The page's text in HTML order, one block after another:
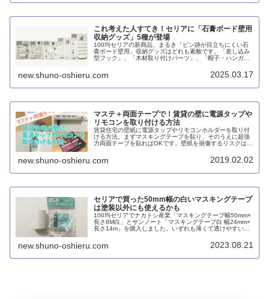
これ考えた人すてき！セリアに「石膏ボード壁用
収納グッズ」5種が登場
100均セリアの新商品、まるき「ピン跡が目立ちにくい石
膏ボード壁用」収納グッズはどれも素敵です。「差し込み
型フック」、「木材取り付けパーツ」、「帽子・ハンガー
new.shuno-oshieru.com 2025.03.17
マステ＋両面テープで！賃貸の壁に電源タップや
リモコンを取り付ける方法
賃貸住宅の壁紙に電源タップやリモコンホルダーを取り付
ける方法。まずマスキングテープを貼り、そのうえに超強
力両面テープを貼ればOKです。壁紙を損傷するリスクはゼ
new.shuno-oshieru.com 2019.02.02
セリアで買った50mm幅の白いマスキングテープ
は塗装以外にも使えるかも
100均セリアでナカトシ産業「マスキングテープ幅50mm×
長さ8M白」とサンノート「マスキングテープ白 幅24mm×
長さ14m」を購入しました。いずれも薄くて透けやすいで
のマステの代用として使える場面は十分あると思います。
new.shuno-oshieru.com 2023.08.21